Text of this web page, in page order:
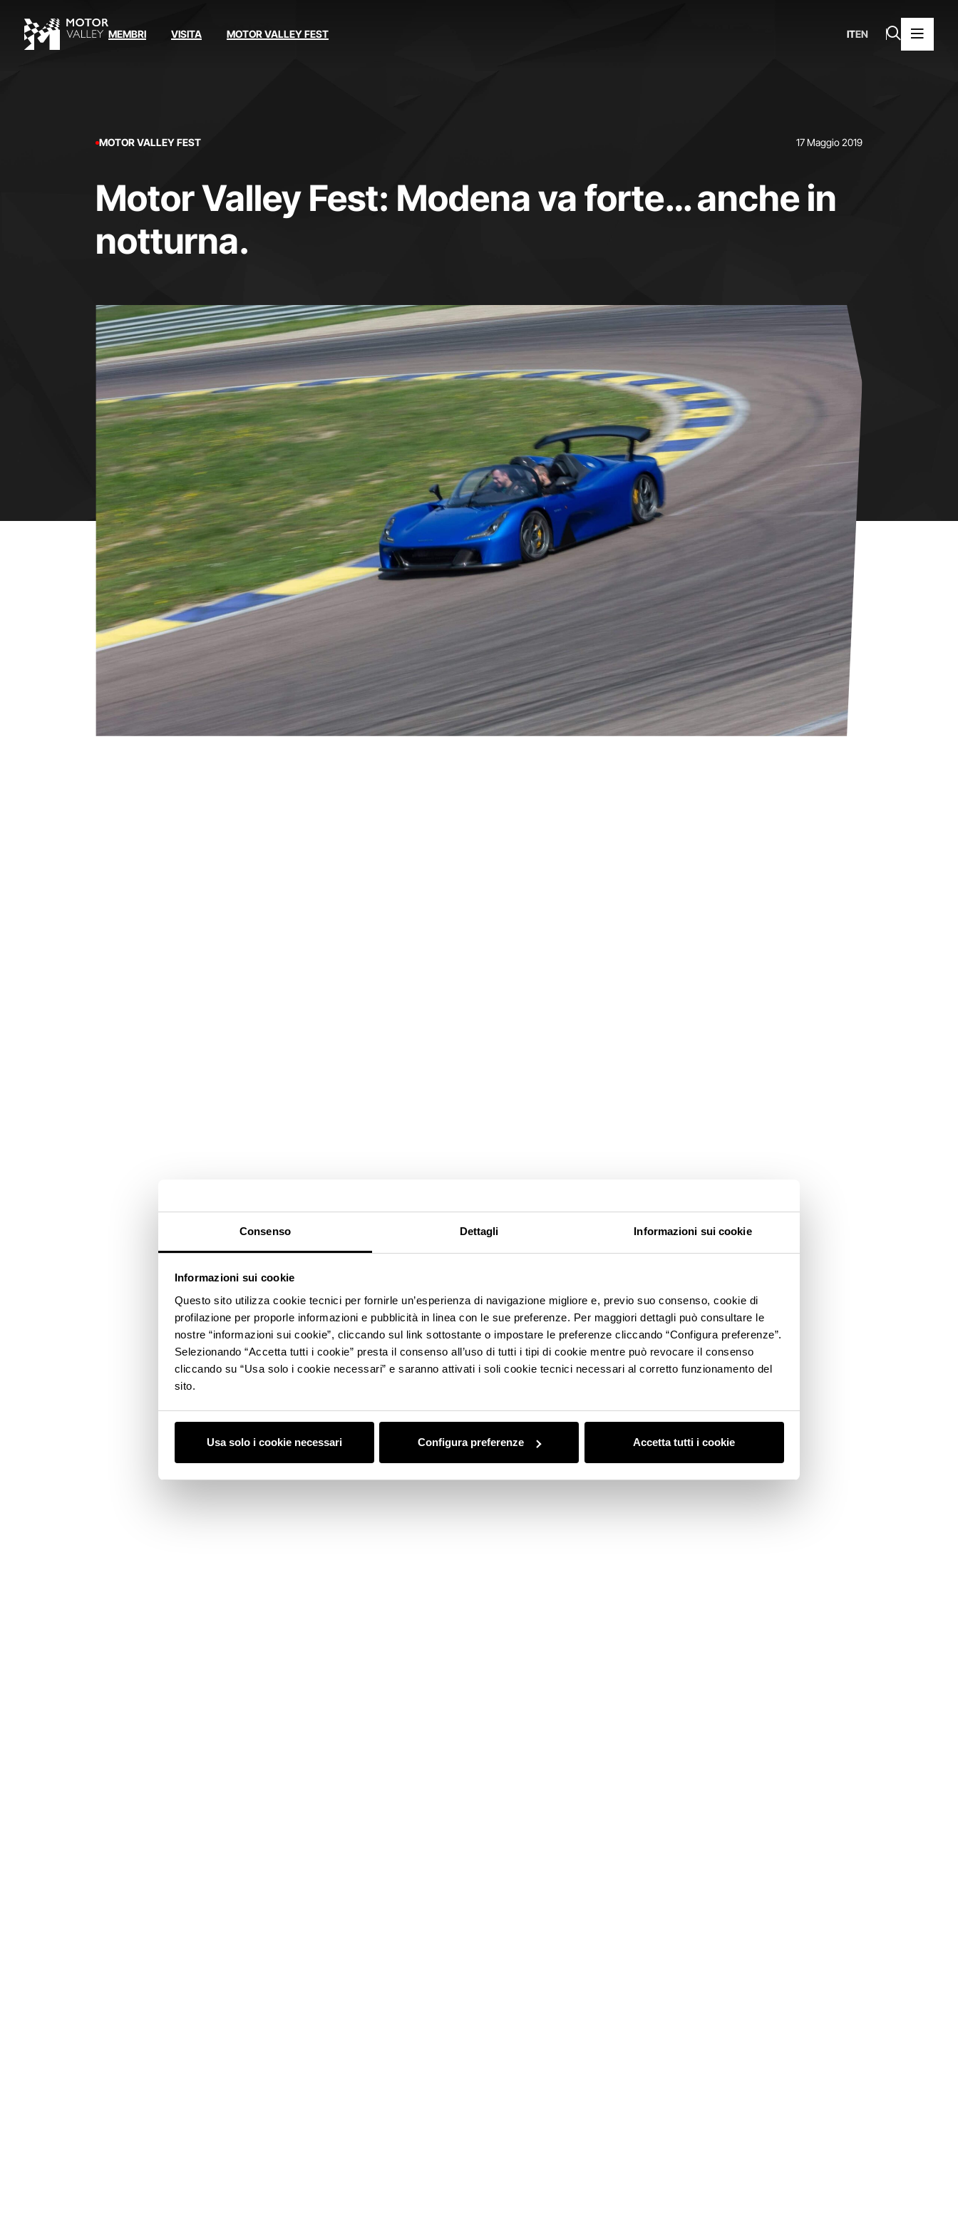
Consenso Dettagli Informazioni sui cookie
Informazioni sui cookie
Questo sito utilizza cookie tecnici per fornirle un’esperienza di navigazione migliore e, previo suo consenso, cookie di
profilazione per proporle informazioni e pubblicità in linea con le sue preferenze. Per maggiori dettagli può consultare le
nostre “informazioni sui cookie”, cliccando sul link sottostante o impostare le preferenze cliccando “Configura preferenze”.
Selezionando “Accetta tutti i cookie” presta il consenso all’uso di tutti i tipi di cookie mentre può revocare il consenso
cliccando su “Usa solo i cookie necessari” e saranno attivati i soli cookie tecnici necessari al corretto funzionamento del
sito.
Usa solo i cookie necessari Configura preferenze Accetta tutti i cookie
MEMBRI VISITA MOTOR VALLEY FEST ITEN
MOTOR VALLEY FEST 17 Maggio 2019
Motor Valley Fest: Modena va forte… anche in
notturna.